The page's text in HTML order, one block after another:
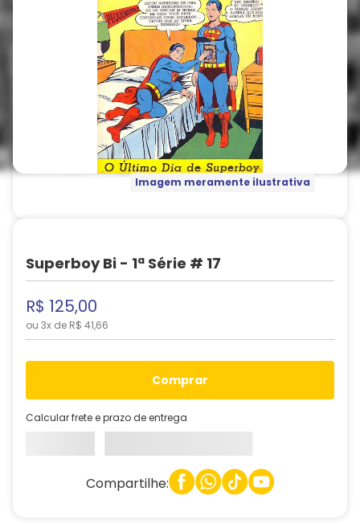
Imagem meramente ilustrativa
Superboy Bi - 1ª Série # 17
R$ 125,00
ou 3x de R$ 41,66
comprar
Calcular frete e prazo de entrega
Compartilhe: